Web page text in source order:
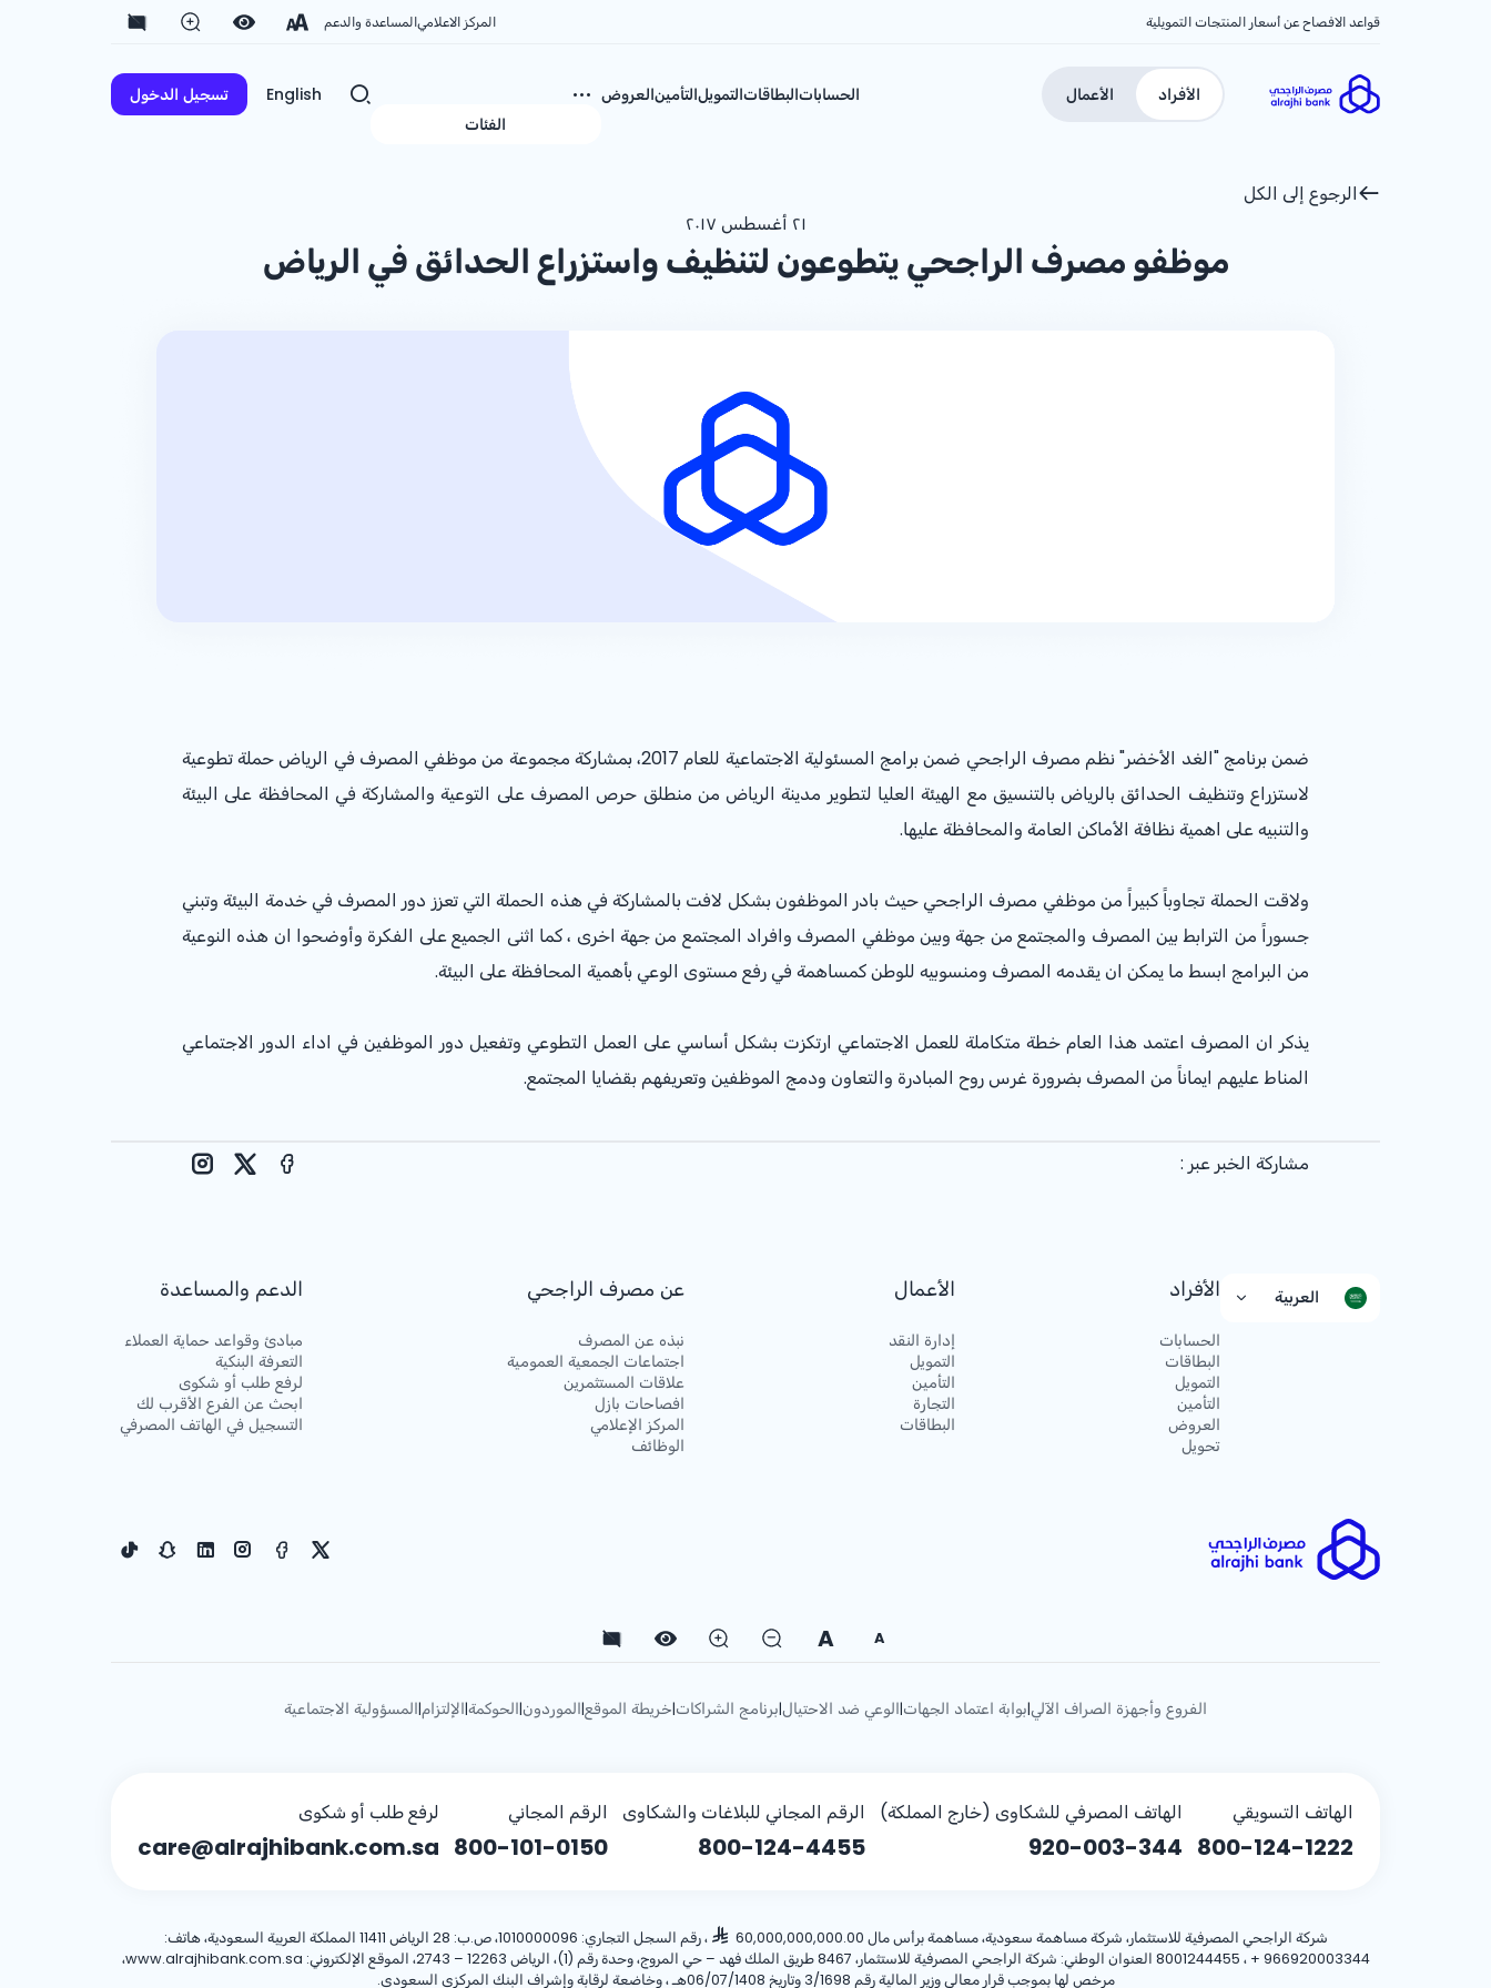
قواعد الافصاح عن أسعار المنتجات التمويلية المركز الاعلاميالمساعدة والدعم
الأفراد الأعمال الحساباتالبطاقاتالتمويلالتأمينالعروض
الفئات
English تسجيل الدخول
الرجوع إلى الكل
٢١ أغسطس ٢٠١٧
موظفو مصرف الراجحي يتطوعون لتنظيف واستزراع الحدائق في الرياض
ضمن برنامج "الغد الأخضر" نظم مصرف الراجحي ضمن برامج المسئولية الاجتماعية للعام 2017، بمشاركة مجموعة من موظفي المصرف في الرياض حملة تطوعية
لاستزراع وتنظيف الحدائق بالرياض بالتنسيق مع الهيئة العليا لتطوير مدينة الرياض من منطلق حرص المصرف على التوعية والمشاركة في المحافظة على البيئة
والتنبيه على اهمية نظافة الأماكن العامة والمحافظة عليها.
ولاقت الحملة تجاوباً كبيراً من موظفي مصرف الراجحي حيث بادر الموظفون بشكل لافت بالمشاركة في هذه الحملة التي تعزز دور المصرف في خدمة البيئة وتبني
جسوراً من الترابط بين المصرف والمجتمع من جهة وبين موظفي المصرف وافراد المجتمع من جهة اخرى ، كما اثنى الجميع على الفكرة وأوضحوا ان هذه النوعية
من البرامج ابسط ما يمكن ان يقدمه المصرف ومنسوبيه للوطن كمساهمة في رفع مستوى الوعي بأهمية المحافظة على البيئة.
يذكر ان المصرف اعتمد هذا العام خطة متكاملة للعمل الاجتماعي ارتكزت بشكل أساسي على العمل التطوعي وتفعيل دور الموظفين في اداء الدور الاجتماعي
المناط عليهم ايماناً من المصرف بضرورة غرس روح المبادرة والتعاون ودمج الموظفين وتعريفهم بقضايا المجتمع. ​
مشاركة الخبر عبر : Facebook
X
Instagram
العربية الأفراد
الحسابات
البطاقات
التمويل
التأمين
العروض
تحويل
الأعمال
إدارة النقد
التمويل
التأمين
التجارة
البطاقات
عن مصرف الراجحي
نبذه عن المصرف
اجتماعات الجمعية العمومية
علاقات المستثمرين
افصاحات بازل
المركز الإعلامي
الوظائف
الدعم والمساعدة
مبادئ وقواعد حماية العملاء
التعرفة البنكية
لرفع طلب أو شكوى
ابحث عن الفرع الأقرب لك
التسجيل في الهاتف المصرفي
A
A
الفروع وأجهزة الصراف الآلي|بوابة اعتماد الجهات|الوعي ضد الاحتيال|برنامج الشراكات|خريطة الموقع|الموردون|الحوكمة|الإلتزام|المسؤولية الاجتماعية
الهاتف التسويقي
800-124-1222
الهاتف المصرفي للشكاوى (خارج المملكة)
920-003-344
الرقم المجاني للبلاغات والشكاوى
800-124-4455
الرقم المجاني
800-101-0150
لرفع طلب أو شكوى
care@alrajhibank.com.sa
شركة الراجحي المصرفية للاستثمار، شركة مساهمة سعودية، مساهمة برأس مال 60,000,000,000.00
، رقم السجل التجاري: 1010000096، ص.ب: 28 الرياض 11411 المملكة العربية السعودية، هاتف:
+ 966920003344
، 8001244455 العنوان الوطني: شركة الراجحي المصرفية للاستثمار، 8467 طريق الملك فهد – حي المروج، وحدة رقم (1)، الرياض 12263 – 2743، الموقع الإلكتروني: www.alrajhibank.com.sa،
مرخص لها بموجب قرار معالي وزير المالية رقم 3/1698 وتاريخ 06/07/1408هـ ، وخاضعة لرقابة وإشراف البنك المركزي السعودي.